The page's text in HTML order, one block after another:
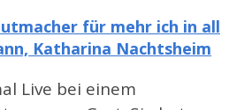
für mehr ich in all
Katharina Nachtsheim
Live bei einem